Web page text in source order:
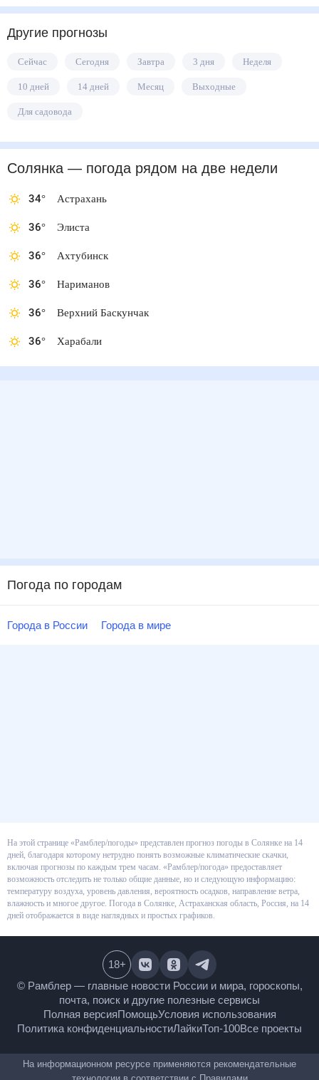
Другие прогнозы
Сейчас Сегодня Завтра 3 дня Неделя
10 дней 14 дней Месяц Выходные
Для садовода
Солянка— погода рядомна две недели
34° Астрахань
36° Элиста
36° Ахтубинск
36° Нариманов
36° Верхний Баскунчак
36° Харабали
Погода по городам
Города в России Города в мире
На этой странице «Рамблер/погоды» представлен прогноз погоды в
Солянке на 14 дней, благодаря которому нетрудно понять возможные
климатические скачки, включая прогнозы по каждым трем часам.
«Рамблер/погода» предоставляет возможность отследить не только
общие данные, но и следующую информацию: температуру воздуха,
уровень давления, вероятность осадков, направление ветра, влажность и
многое другое. Погода в Солянке, Астраханская область, Россия, на 14
© Рамблер — главные новости России и мира,
гороскопы, почта, поиск и другие полезные сервисы
Полная версияПомощьУсловия использования
Все проекты
18+